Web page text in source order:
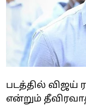
படத்தில் விஜய்
என்றும்